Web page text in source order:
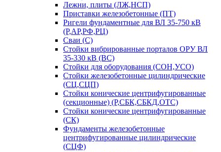
Лежни, плиты (ЛЖ,НСП)
Приставки железобетонные (ПТ)
Ригели фундаментные для ВЛ 35-750 кВ
(Р,АР,РФ,РЦ)
Сваи (С)
Стойки вибрированные порталов ОРУ ВЛ
35-330 кВ (ВС)
Стойки для оборудования (СОН,УСО)
Стойки железобетонные цилиндрические
(СЦ,СЦП)
Стойки конические центрифугированные
(секционные) (Р,СБК,СБКД,ОТС)
Стойки конические центрифугированные
(СК)
Фундаменты железобетонные
центрифугированные цилиндрические
(СЦФ)